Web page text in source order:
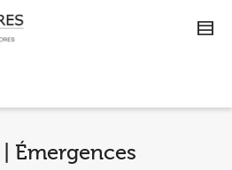
Émergences